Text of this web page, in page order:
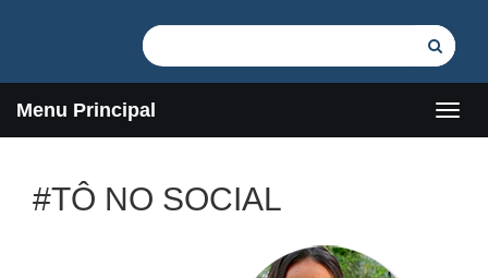
Menu Principal
#TÔ NO SOCIAL